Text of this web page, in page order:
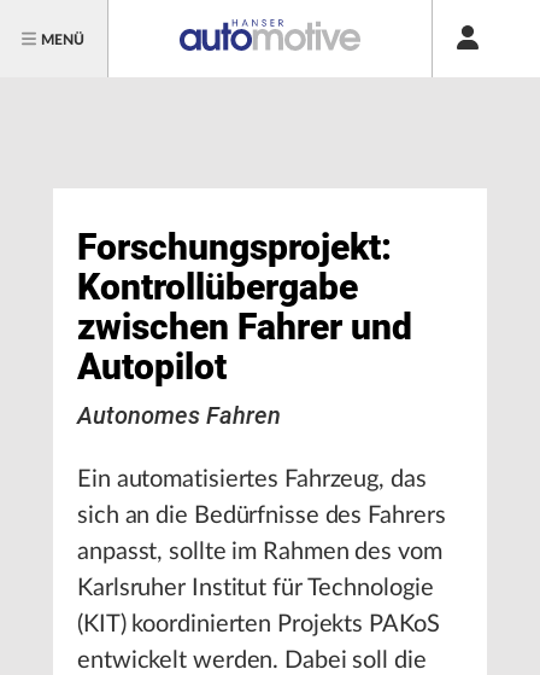
MENÜ
Forschungsprojekt:
Kontrollübergabe
zwischen Fahrer und
Autopilot
Autonomes Fahren
Ein automatisiertes Fahrzeug, das
sich an die Bedürfnisse des Fahrers
anpasst, sollte im Rahmen des vom
Karlsruher Institut für Technologie
(KIT) koordinierten Projekts PAKoS
entwickelt werden. Dabei soll die